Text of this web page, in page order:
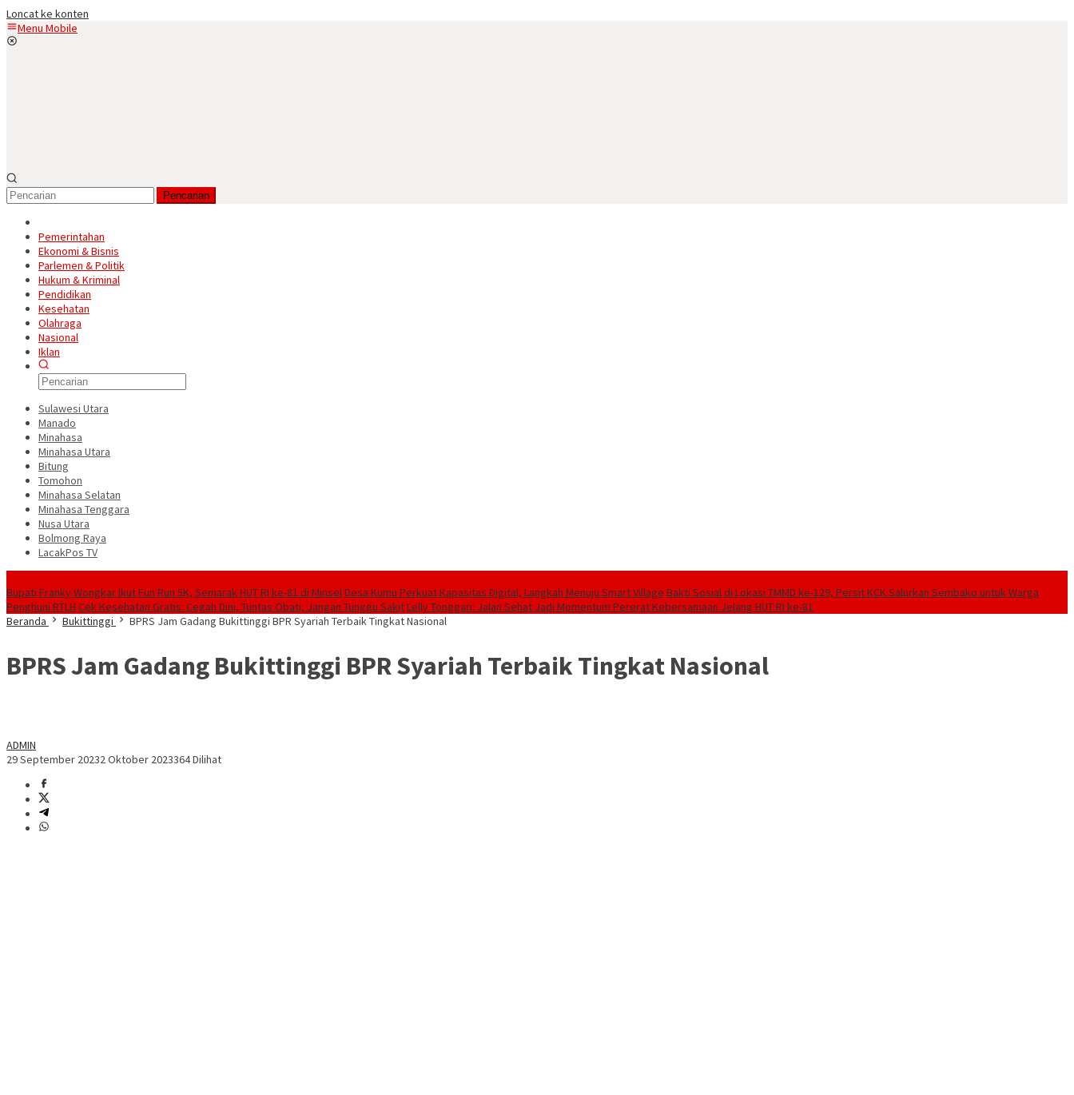
Loncat ke konten
Menu Mobile
Pencarian
Pemerintahan
Ekonomi & Bisnis
Parlemen & Politik
Hukum & Kriminal
Pendidikan
Kesehatan
Olahraga
Nasional
Iklan
Sulawesi Utara
Manado
Minahasa
Minahasa Utara
Bitung
Tomohon
Minahasa Selatan
Minahasa Tenggara
Nusa Utara
Bolmong Raya
LacakPos TV
Bupati Franky Wongkar Ikut Fun Run 5K, Semarak HUT RI ke-81 di MinselDesa Kumu Perkuat Kapasitas Digital, Langkah Menuju Smart Village Bakti Sosial di Lokasi TMMD ke-129, Persit KCK Salurkan Sembako untuk Warga
Penghuni RTLH Cek Kesehatan Gratis: Cegah Dini, Tuntas Obati, Jangan Tunggu SakitLelly Tonggari: Jalan Sehat Jadi Momentum Pererat Kebersamaan Jelang HUT RI ke-81
Beranda
Bukittinggi BPRS Jam Gadang Bukittinggi BPR Syariah Terbaik Tingkat Nasional
BPRS Jam Gadang Bukittinggi BPR Syariah Terbaik Tingkat Nasional
ADMIN
29 September 20232 Oktober 2023364 Dilihat